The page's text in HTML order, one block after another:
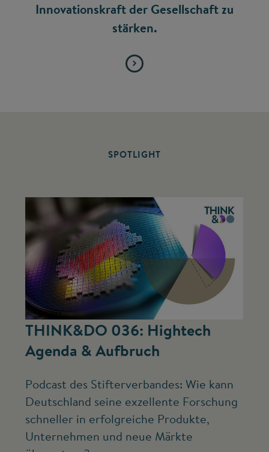
Innovationskraft der Gesellschaft zu
stärken.
SPOTLIGHT
THINK&DO 036: Hightech
Agenda & Aufbruch
Podcast des Stifterverbandes: Wie kann
Deutschland seine exzellente Forschung
schneller in erfolgreiche Produkte,
Unternehmen und neue Märkte